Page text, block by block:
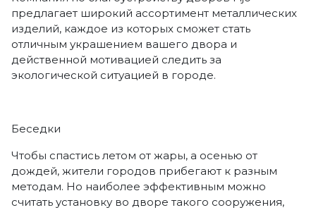
предлагает широкий ассортимент металлических
изделий, каждое из которых сможет стать
отличным украшением вашего двора и
действенной мотивацией следить за
экологической ситуацией в городе.
Беседки
Чтобы спастись летом от жары, а осенью от
дождей, жители городов прибегают к разным
методам. Но наиболее эффективным можно
считать установку во дворе такого сооружения,